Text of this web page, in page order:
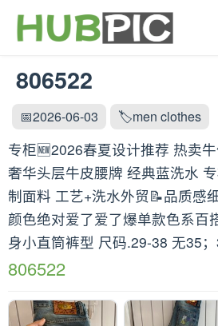
806522
📅2026-06-03 🏷️men clothes
专柜🆕2026春夏设计推荐 热卖
奢华头层牛皮腰牌 经典蓝洗水
制面料 工艺+洗水外贸📝品质感
颜色绝对爱了爱了爆单款色系百
身小直筒裤型 尺码.29-38 无35
806522